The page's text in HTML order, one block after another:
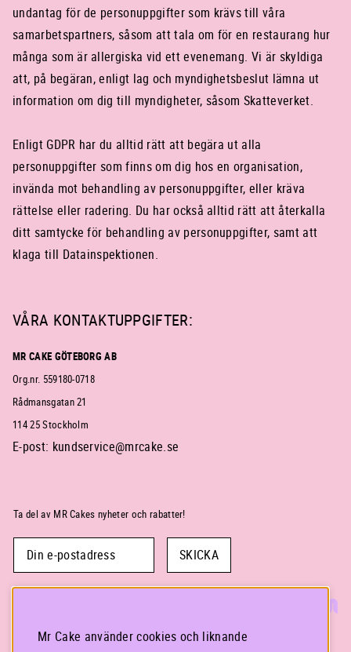
undantag för de personuppgifter som krävs till våra
samarbetspartners, såsom att tala om för en restaurang hur
många som är allergiska vid ett evenemang. Vi är skyldiga
att, på begäran, enligt lag och myndighetsbeslut lämna ut
information om dig till myndigheter, såsom Skatteverket.
Enligt GDPR har du alltid rätt att begära ut alla
personuppgifter som finns om dig hos en organisation,
invända mot behandling av personuppgifter, eller kräva
rättelse eller radering. Du har också alltid rätt att återkalla
ditt samtycke för behandling av personuppgifter, samt att
klaga till Datainspektionen.
VÅRA KONTAKTUPPGIFTER:
MR CAKE GÖTEBORG AB
Org.nr. 559180-0718
Rådmansgatan 21
114 25 Stockholm
E-post: kundservice@mrcake.se
Ta del av MR Cakes nyheter och rabatter!
SKICKA
Mr Cake använder cookies och liknande